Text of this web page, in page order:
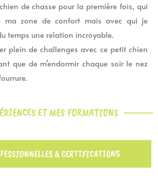
de chasse pour la première fois, qui
ma zone de confort mais avec qui je
temps une relation incroyable.
plein de challenges avec ce petit chien
que de m’endormir chaque soir le nez
ET MES FORMATIONS
& CERTIFICATIONS